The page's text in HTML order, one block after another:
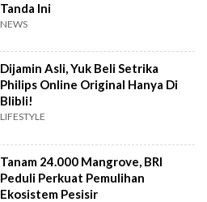
Tanda Ini
NEWS
Dijamin Asli, Yuk Beli Setrika
Philips Online Original Hanya Di
Blibli!
LIFESTYLE
Tanam 24.000 Mangrove, BRI
Peduli Perkuat Pemulihan
Ekosistem Pesisir